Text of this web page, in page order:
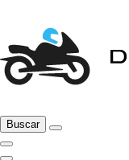
Buscar